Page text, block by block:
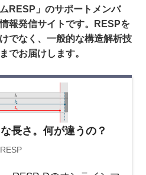
RESP」のサポートメンバ
報発信サイトです。RESPを
でなく、一般的な構造解析技
でお届けします。
長さ。何が違うの？
RESP